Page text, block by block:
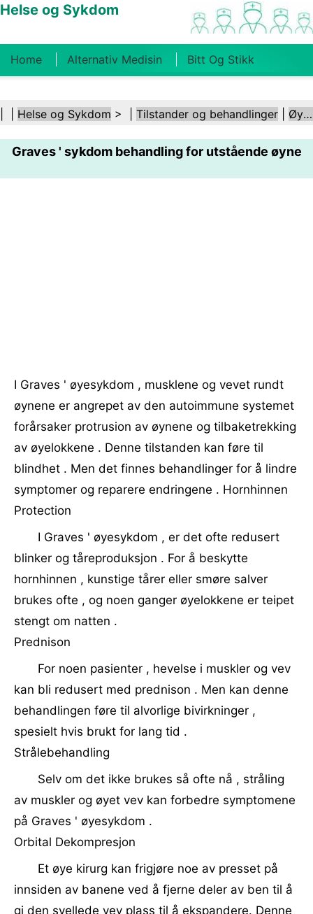
Helse og Sykdom
Home Alternativ Medisin Bitt Og Stikk
Kosthold Og Ernæring Familiehelse
Helsebransjen Psykisk Helse Folkehelse Og
Sikkerhet Kirurgi Og Prosedyrer Helse
Helse og Sykdom > | Tilstander og behandlinger Øye- og synsforstyrrelser
Graves ' sykdom behandling for utstående øyne
I Graves ' øyesykdom , musklene og vevet rundt
øynene er angrepet av den autoimmune systemet
forårsaker protrusion av øynene og tilbaketrekking
av øyelokkene . Denne tilstanden kan føre til
blindhet . Men det finnes behandlinger for å lindre
symptomer og reparere endringene . Hornhinnen
Protection
I Graves ' øyesykdom , er det ofte redusert
blinker og tåreproduksjon . For å beskytte
hornhinnen , kunstige tårer eller smøre salver
brukes ofte , og noen ganger øyelokkene er teipet
stengt om natten .
Prednison
For noen pasienter , hevelse i muskler og vev
kan bli redusert med prednison . Men kan denne
behandlingen føre til alvorlige bivirkninger ,
spesielt hvis brukt for lang tid .
Strålebehandling
Selv om det ikke brukes så ofte nå , stråling
av muskler og øyet vev kan forbedre symptomene
på Graves ' øyesykdom .
Orbital Dekompresjon
Et øye kirurg kan frigjøre noe av presset på
innsiden av banene ved å fjerne deler av ben til å
gi den svellede vev plass til å ekspandere. Denne